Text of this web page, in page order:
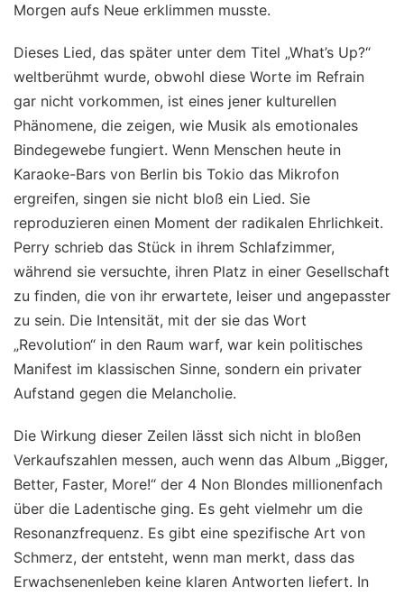
Morgen aufs Neue erklimmen musste.
Dieses Lied, das später unter dem Titel „What’s Up?“
weltberühmt wurde, obwohl diese Worte im Refrain
gar nicht vorkommen, ist eines jener kulturellen
Phänomene, die zeigen, wie Musik als emotionales
Bindegewebe fungiert. Wenn Menschen heute in
Karaoke-Bars von Berlin bis Tokio das Mikrofon
ergreifen, singen sie nicht bloß ein Lied. Sie
reproduzieren einen Moment der radikalen Ehrlichkeit.
Perry schrieb das Stück in ihrem Schlafzimmer,
während sie versuchte, ihren Platz in einer Gesellschaft
zu finden, die von ihr erwartete, leiser und angepasster
zu sein. Die Intensität, mit der sie das Wort
„Revolution“ in den Raum warf, war kein politisches
Manifest im klassischen Sinne, sondern ein privater
Aufstand gegen die Melancholie.
Die Wirkung dieser Zeilen lässt sich nicht in bloßen
Verkaufszahlen messen, auch wenn das Album „Bigger,
Better, Faster, More!“ der 4 Non Blondes millionenfach
über die Ladentische ging. Es geht vielmehr um die
Resonanzfrequenz. Es gibt eine spezifische Art von
Schmerz, der entsteht, wenn man merkt, dass das
Erwachsenenleben keine klaren Antworten liefert. In